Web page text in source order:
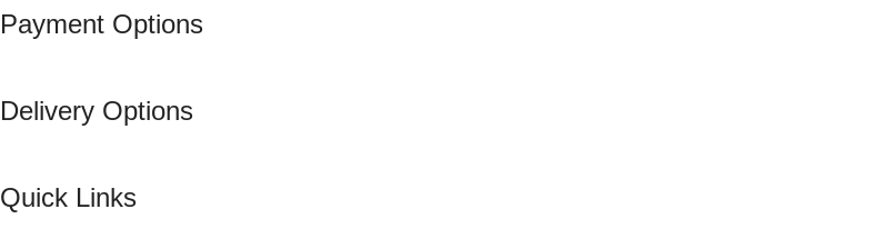
Payment Options
Delivery Options
Quick Links